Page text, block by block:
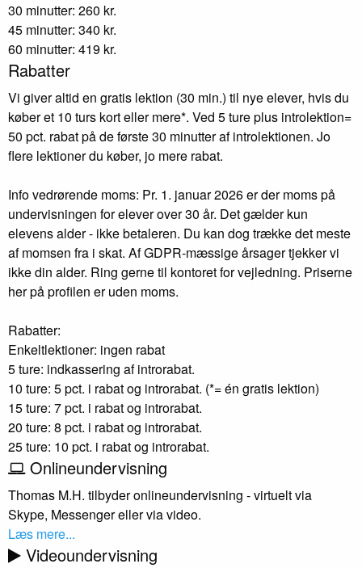
30 minutter: 260 kr.
45 minutter: 340 kr.
60 minutter: 419 kr.
Rabatter
Vi giver altid en gratis lektion (30 min.) til nye elever, hvis du
køber et 10 turs kort eller mere*. Ved 5 ture plus introlektion=
50 pct. rabat på de første 30 minutter af introlektionen. Jo
flere lektioner du køber, jo mere rabat.
Info vedrørende moms: Pr. 1. januar 2026 er der moms på
undervisningen for elever over 30 år. Det gælder kun
elevens alder - ikke betaleren. Du kan dog trække det meste
af momsen fra i skat. Af GDPR-mæssige årsager tjekker vi
ikke din alder. Ring gerne til kontoret for vejledning. Priserne
her på profilen er uden moms.
Rabatter:
Enkeltlektioner: ingen rabat
5 ture: indkassering af introrabat.
10 ture: 5 pct. i rabat og introrabat. (*= én gratis lektion)
15 ture: 7 pct. i rabat og introrabat.
20 ture: 8 pct. i rabat og introrabat.
25 ture: 10 pct. i rabat og introrabat.
Onlineundervisning
Thomas M.H. tilbyder onlineundervisning - virtuelt via
Skype, Messenger eller via video.
Læs mere...
Videoundervisning